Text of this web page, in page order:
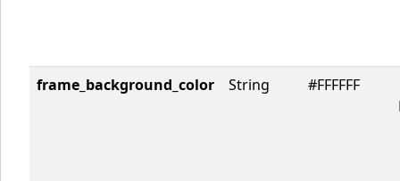
frame_background_color String
#FFFFFF